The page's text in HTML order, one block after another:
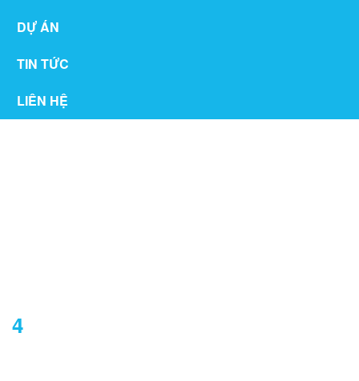
DỰ ÁN
TIN TỨC
LIÊN HỆ
4